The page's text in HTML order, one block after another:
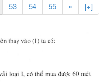
53 54 55 » [+]